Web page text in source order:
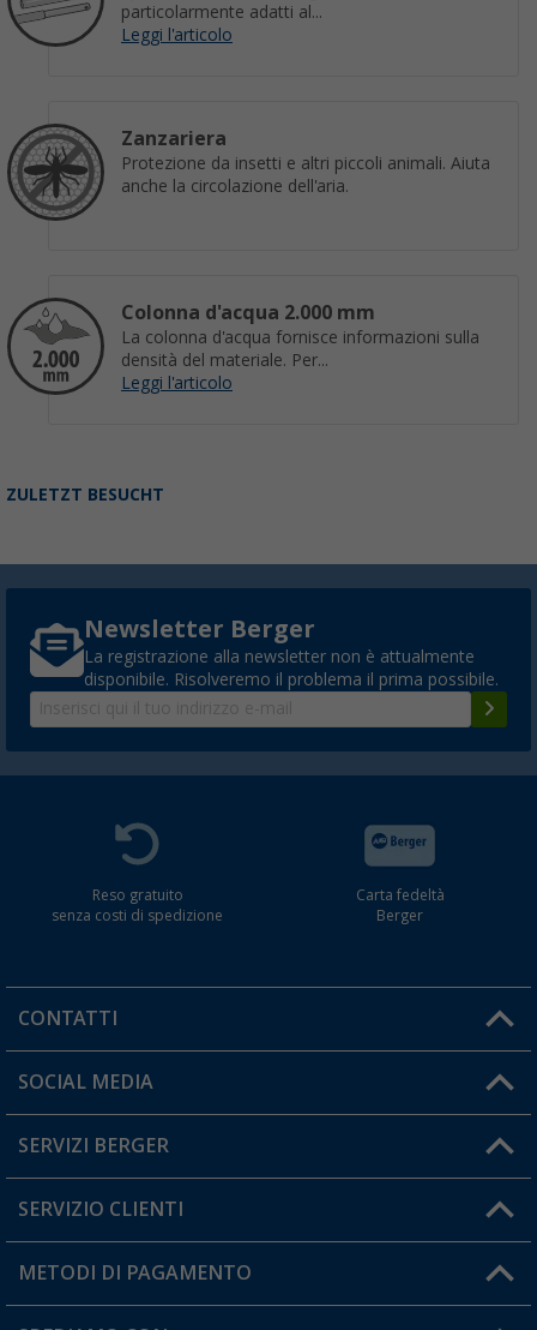
particolarmente adatti al...
Leggi l'articolo
Zanzariera
Protezione da insetti e altri piccoli animali. Aiuta
anche la circolazione dell'aria.
Colonna d'acqua 2.000 mm
La colonna d'acqua fornisce informazioni sulla
densità del materiale. Per...
Leggi l'articolo
ZULETZT BESUCHT
Newsletter Berger
La registrazione alla newsletter non è attualmente
disponibile. Risolveremo il problema il prima possibile.
Reso gratuito
senza costi di spedizione
Carta fedeltà
Berger
CONTATTI
Orari di apertura del servizio:
Hai una domanda?
SOCIAL MEDIA
SERVIZI BERGER
Diventare rivenditori
Il mio Account
SERVIZIO CLIENTI
Informazioni sulla spedizione
METODI DI PAGAMENTO